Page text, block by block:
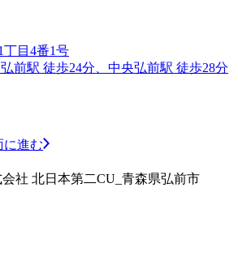
目4番1号
前駅 徒歩24分、中央弘前駅 徒歩28分
に進む
社 北日本第二CU_青森県弘前市